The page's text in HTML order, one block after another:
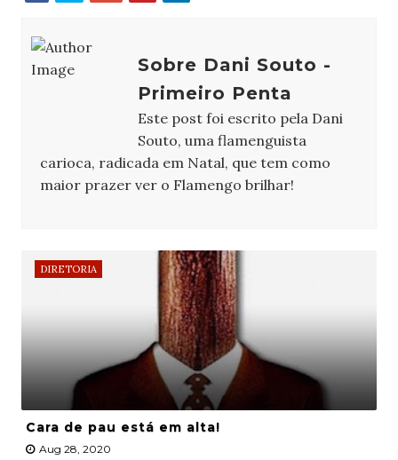
Sobre Dani Souto -
Primeiro Penta
Este post foi escrito pela Dani
Souto, uma flamenguista
carioca, radicada em Natal, que tem como
maior prazer ver o Flamengo brilhar!
DIRETORIA
Cara de pau está em alta!
Aug 28, 2020